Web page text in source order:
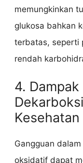
memungkinkan
glukosa bahkan
terbatas, seperti
rendah
4.
Kesehatan
Gangguan
oksidatif dapat